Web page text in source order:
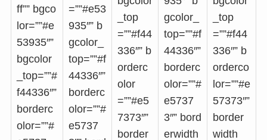
ff”” bgco
lor=””#e
53935″”
bgcolor
_top=””#
f44336″”
borderc
olor=””#
=””#e53
935″” b
gcolor_
top=””#f
44336″”
borderc
olor=””#
e5737
_top
=””#f44
336″” b
orderc
olor
=””#e5
7373″”
border
gcolor_
top=””#f
44336″”
borderc
olor=””#
e5737
3″” bord
erwidth
_top
=””#f44
336″” b
orderco
lor=””#e
57373″”
border
width